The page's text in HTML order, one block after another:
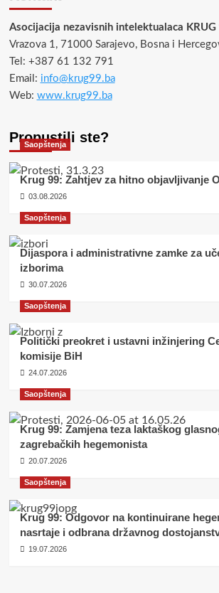
Asocijacija nezavisnih intelektualaca KRUG
Vrazova 1, 71000 Sarajevo, Bosna i
Tel: +387 61 132 791
Email: info@krug99.ba
Web: www.krug99.ba
Propustili ste?
Saopštenja
Krug 99: Zahtjev za hitno objavljivanje
03.08.2026
Saopštenja
Dijaspora i administrativne zamke za
izborima
30.07.2026
Saopštenja
Politički preokret i ustavni inžinjering
komisije BiH
24.07.2026
Saopštenja
Krug 99: Zamjena teza laktaškog
zagrebačkih hegemonista
20.07.2026
Saopštenja
Krug 99: Odgovor na kontinuirane
nasrtaje i odbrana državnog
19.07.2026